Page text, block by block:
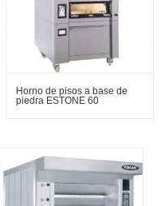
Horno de pisos a base de
piedra ESTONE 60